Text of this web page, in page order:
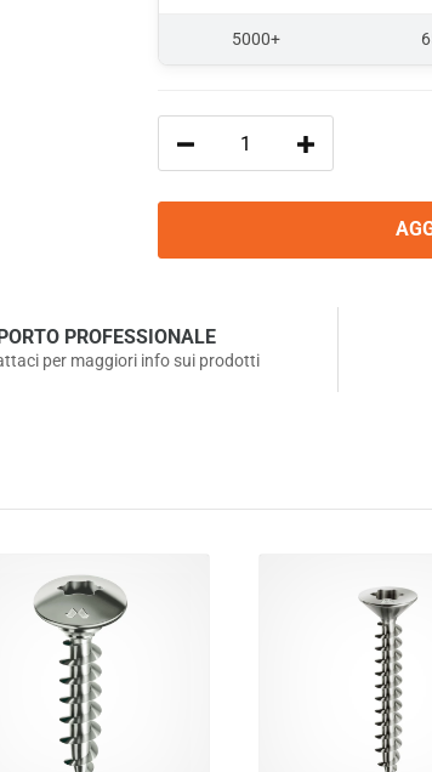
5000+
PROFESSIONALE
per maggiori info sui prodotti